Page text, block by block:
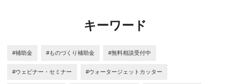
キーワード
#補助金 #ものづくり補助金 #無料相談受付中
#ウェビナー・セミナー #ウォータージェットカッター